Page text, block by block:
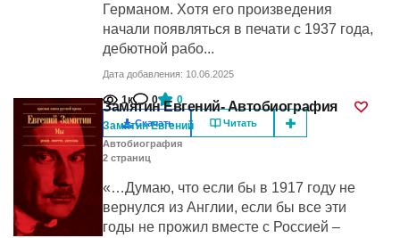
Германом. Хотя его произведения
начали появляться в печати с 1937 года,
дебютной рабо...
Дата добавления: 10.06.2025
1к 0 0
Скачать Читать
Замятин Евгений- Автобиография
Замятин Евгений
Автобиография
2 cтраниц
«…Думаю, что если бы в 1917 году не
вернулся из Англии, если бы все эти
годы не прожил вместе с Россией –